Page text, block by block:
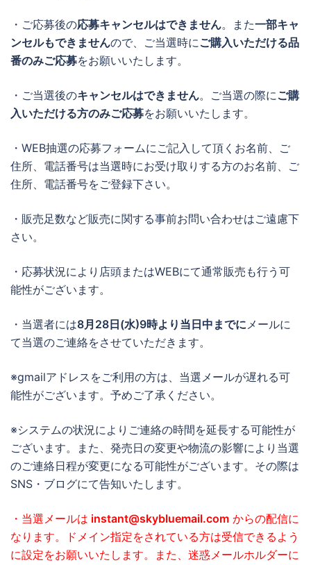
・ご応募後の応募キャンセルはできません。また一部キャ
ンセルもできませんので、ご当選時にご購入いただける品
番のみご応募をお願いいたします。
・ご当選後のキャンセルはできません。ご当選の際にご購
入いただける方のみご応募をお願いいたします。
・WEB抽選の応募フォームにご記入して頂くお名前、ご
住所、電話番号は当選時にお受け取りする方のお名前、ご
住所、電話番号をご登録下さい。
・販売足数など販売に関する事前お問い合わせはご遠慮下
さい。
・応募状況により店頭またはWEBにて通常販売も行う可
能性がございます。
・当選者には8月28日(水)9時より当日中までにメールに
て当選のご連絡をさせていただきます。
※gmailアドレスをご利用の方は、当選メールが遅れる可
能性がございます。予めご了承ください。
※システムの状況によりご連絡の時間を延長する可能性が
ございます。また、発売日の変更や物流の影響により当選
のご連絡日程が変更になる可能性がございます。その際は
SNS・ブログにて告知いたします。
・当選メールは instant@skybluemail.com からの配信に
なります。ドメイン指定をされている方は受信できるよう
に設定をお願いいたします。また、迷惑メールホルダーに